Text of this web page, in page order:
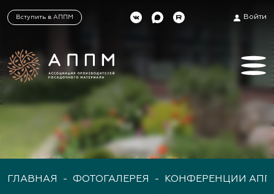
Вступить в АППМ Войти
ГЛАВНАЯ - ФОТОГАЛЕРЕЯ - КОНФЕРЕНЦИИ